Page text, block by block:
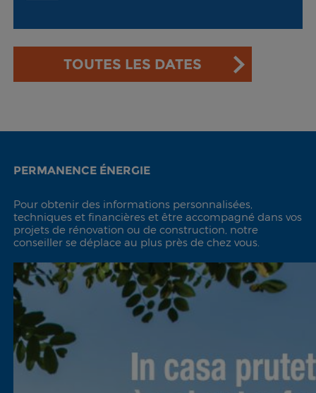
TOUTES LES DATES
PERMANENCE ÉNERGIE
Pour obtenir des informations personnalisées,
techniques et financières et être accompagné dans vos
projets de rénovation ou de construction, notre
conseiller se déplace au plus près de chez vous.